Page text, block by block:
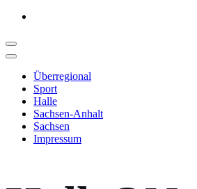
Überregional
Sport
Halle
Sachsen-Anhalt
Sachsen
Impressum